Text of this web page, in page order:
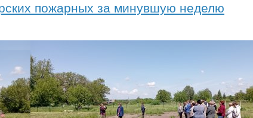
пожарных за минувшую неделю